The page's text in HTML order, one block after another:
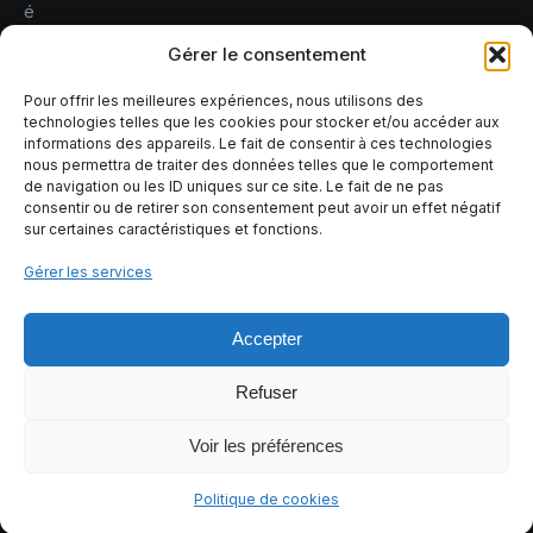
Gérer le consentement
Pour offrir les meilleures expériences, nous utilisons des
technologies telles que les cookies pour stocker et/ou accéder aux
informations des appareils. Le fait de consentir à ces technologies
nous permettra de traiter des données telles que le comportement
de navigation ou les ID uniques sur ce site. Le fait de ne pas
consentir ou de retirer son consentement peut avoir un effet négatif
sur certaines caractéristiques et fonctions.
Gérer les services
Accepter
Refuser
Voir les préférences
Politique de cookies
é
r
l
e
s
r
i
s
u